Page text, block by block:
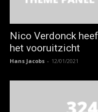
Nico Verdonck
het vooruitzicht
Hans Jacobs - 12/01/2021